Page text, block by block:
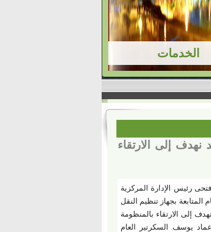
إلى الارتقاء
رئيس الإدارة المركزية
بجهاز تنظيم النقل
إلى الارتقاء بالمنظومة
يوسف السكرتير العام